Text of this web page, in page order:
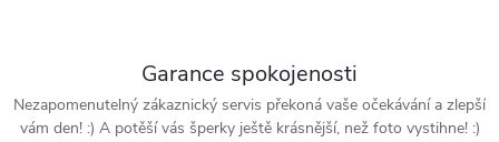
Garance spokojenosti
Nezapomenutelný zákaznický servis překoná vaše očekávání a zlepší
vám den! :) A potěší vás šperky ještě krásnější, než foto vystihne! :)